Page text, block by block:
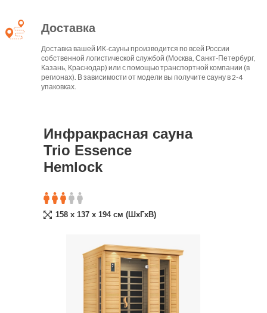
Доставка
Доставка вашей ИК-сауны производится по всей России
собственной логистической службой (Москва, Санкт-Петербург,
Казань, Краснодар) или с помощью транспортной компании (в
регионах). В зависимости от модели вы получите сауну в 2-4
упаковках.
Инфракрасная сауна
Trio Essence
Hemlock
158 x 137 x 194 см (ШxГxВ)